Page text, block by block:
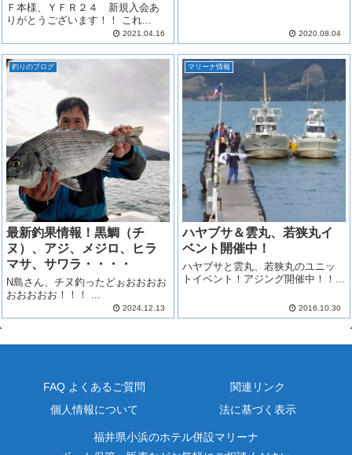
Ｆ本様、ＹＦＲ２４ 新規入会あ
りがとうございます！！ これ...
2021.04.16 2020.08.04
釣りのブログ
最新釣果情報！黒鯛（チ
ヌ）、アジ、メジロ、ヒラ
マサ、サワラ・・・・
N島さん、チヌ釣ったどぉおおおお
2024.12.13
マリーナ情報
ハヤブサ＆雲丸、若狭丸イ
ベント開催中！
ハヤブサと雲丸、若狭丸のユニッ
トイベント！アジング開催中！！...
2016.10.30
FAQ よくあるご質問
関連リンク
個人情報について
法に基づく表示
福井県小浜のホテル併設マリーナ